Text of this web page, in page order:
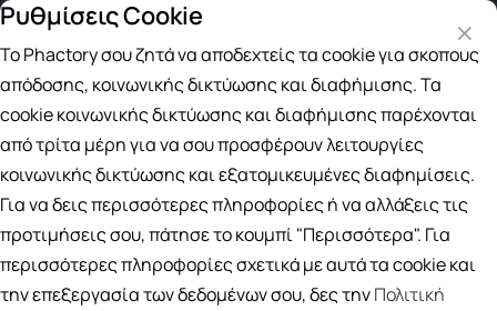
μεταφορικά για αγορές άνω των 49€ Παραλαβή από
Αναζήτηση
Αρχική / Εταιρίες / Amoremio
Amoremio
Ταξινόμηση Προβολή
Ρυθμίσεις Cookie
Το Phactory σου ζητά να αποδεχτείς τα cookie για σκοπούς
απόδοσης, κοινωνικής δικτύωσης και διαφήμισης. Τα
cookie κοινωνικής δικτύωσης και διαφήμισης παρέχονται
από τρίτα μέρη για να σου προσφέρουν λειτουργίες
κοινωνικής δικτύωσης και εξατομικευμένες διαφημίσεις.
Για να δεις περισσότερες πληροφορίες ή να αλλάξεις τις
προτιμήσεις σου, πάτησε το κουμπί "Περισσότερα". Για
περισσότερες πληροφορίες σχετικά με αυτά τα cookie και
την επεξεργασία των δεδομένων σου, δες τηνΠολιτική